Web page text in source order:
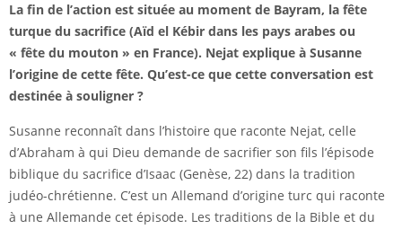
La fin de l’action est située au moment de Bayram, la fête
turque du sacrifice (Aïd el Kébir dans les pays arabes ou
« fête du mouton » en France). Nejat explique à Susanne
l’origine de cette fête. Qu’est-ce que cette conversation est
destinée à souligner ?
Susanne reconnaît dans l’histoire que raconte Nejat, celle
d’Abraham à qui Dieu demande de sacrifier son fils l’épisode
biblique du sacrifice d’Isaac (Genèse, 22) dans la tradition
judéo-chrétienne. C’est un Allemand d’origine turc qui raconte
à une Allemande cet épisode. Les traditions de la Bible et du